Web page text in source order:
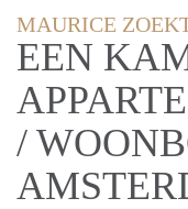
MAURICE
EEN
/